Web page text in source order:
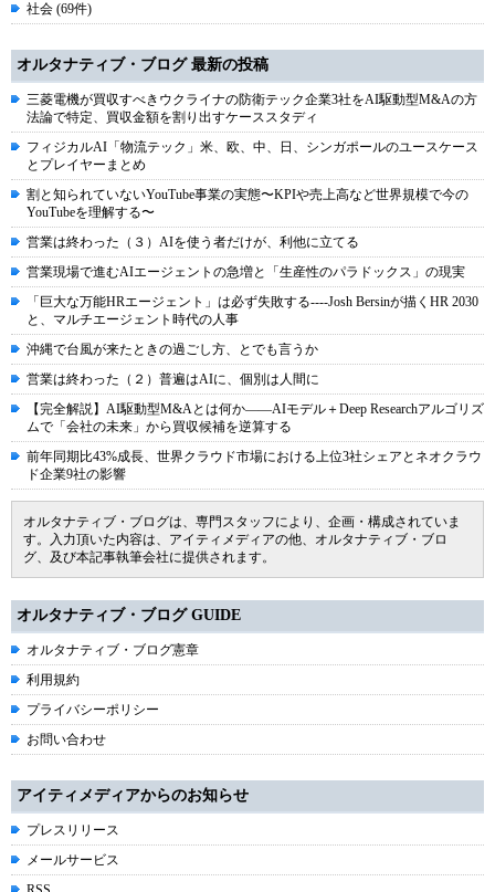
社会 (69件)
オルタナティブ・ブログ 最新の投稿
三菱電機が買収すべきウクライナの防衛テック企業3社をAI駆動型M&Aの方
法論で特定、買収金額を割り出すケーススタディ
フィジカルAI「物流テック」米、欧、中、日、シンガポールのユースケース
とプレイヤーまとめ
割と知られていないYouTube事業の実態〜KPIや売上高など世界規模で今の
YouTubeを理解する〜
営業は終わった（３）AIを使う者だけが、利他に立てる
営業現場で進むAIエージェントの急増と「生産性のパラドックス」の現実
「巨大な万能HRエージェント」は必ず失敗する----Josh Bersinが描くHR 2030
と、マルチエージェント時代の人事
沖縄で台風が来たときの過ごし方、とでも言うか
営業は終わった（２）普遍はAIに、個別は人間に
【完全解説】AI駆動型M&Aとは何か――AIモデル＋Deep Researchアルゴリズ
ムで「会社の未来」から買収候補を逆算する
前年同期比43%成長、世界クラウド市場における上位3社シェアとネオクラウ
ド企業9社の影響
オルタナティブ・ブログは、専門スタッフにより、企画・構成されていま
す。入力頂いた内容は、アイティメディアの他、オルタナティブ・ブロ
グ、及び本記事執筆会社に提供されます。
オルタナティブ・ブログ GUIDE
オルタナティブ・ブログ憲章
利用規約
プライバシーポリシー
お問い合わせ
アイティメディアからのお知らせ
プレスリリース
メールサービス